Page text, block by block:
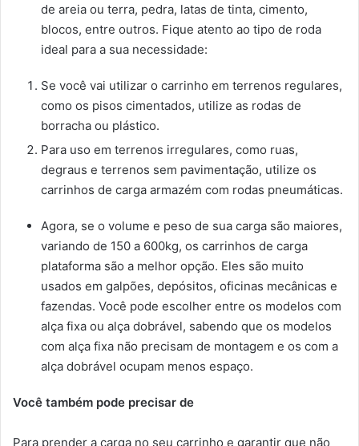
de areia ou terra, pedra, latas de tinta, cimento,
blocos, entre outros. Fique atento ao tipo de roda
ideal para a sua necessidade:
Se você vai utilizar o carrinho em terrenos regulares,
como os pisos cimentados, utilize as rodas de
borracha ou plástico.
Para uso em terrenos irregulares, como ruas,
degraus e terrenos sem pavimentação, utilize os
carrinhos de carga armazém com rodas pneumáticas.
Agora, se o volume e peso de sua carga são maiores,
variando de 150 a 600kg, os carrinhos de carga
plataforma são a melhor opção. Eles são muito
usados em galpões, depósitos, oficinas mecânicas e
fazendas. Você pode escolher entre os modelos com
alça fixa ou alça dobrável, sabendo que os modelos
com alça fixa não precisam de montagem e os com a
alça dobrável ocupam menos espaço.
Você também pode precisar de
Para prender a carga no seu carrinho e garantir que não